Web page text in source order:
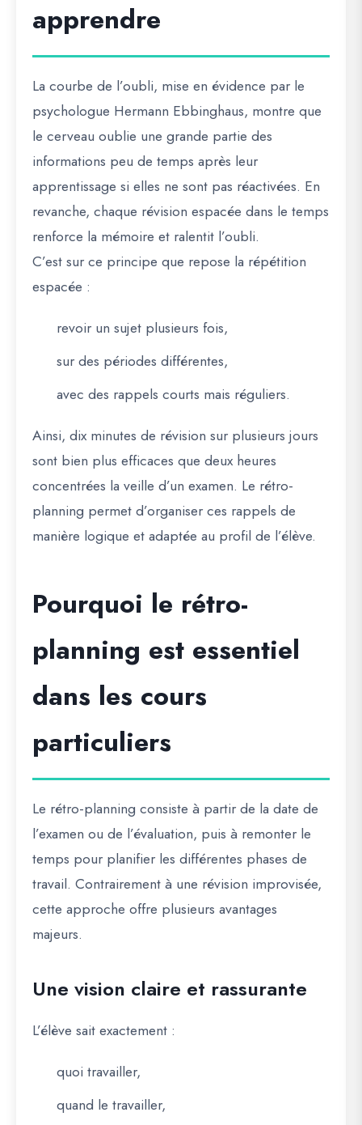
apprendre
La courbe de l’oubli, mise en évidence par le
psychologue Hermann Ebbinghaus, montre que
le cerveau oublie une grande partie des
informations peu de temps après leur
apprentissage si elles ne sont pas réactivées. En
revanche, chaque révision espacée dans le temps
renforce la mémoire et ralentit l’oubli.
C’est sur ce principe que repose la répétition
espacée :
revoir un sujet plusieurs fois,
sur des périodes différentes,
avec des rappels courts mais réguliers.
Ainsi, dix minutes de révision sur plusieurs jours
sont bien plus efficaces que deux heures
concentrées la veille d’un examen. Le rétro-
planning permet d’organiser ces rappels de
manière logique et adaptée au profil de l’élève.
Pourquoi le rétro-
planning est essentiel
dans les cours
particuliers
Le rétro-planning consiste à partir de la date de
l’examen ou de l’évaluation, puis à remonter le
temps pour planifier les différentes phases de
travail. Contrairement à une révision improvisée,
cette approche offre plusieurs avantages
majeurs.
Une vision claire et rassurante
L’élève sait exactement :
quoi travailler,
quand le travailler,